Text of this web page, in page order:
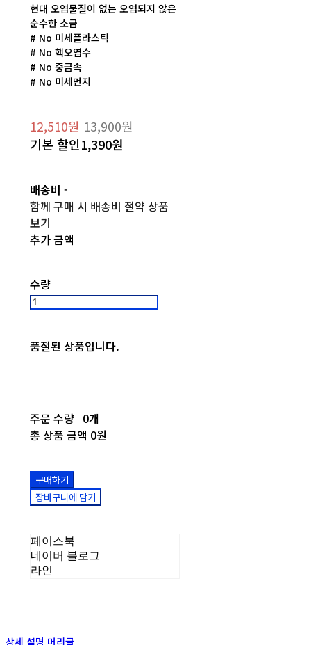
현대 오염물질이 없는 오염되지 않은
순수한 소금
# No 미세플라스틱
# No 핵오염수
# No 중금속
# No 미세먼지
12,510원 13,900원
기본 할인1,390원
배송비 -
함께 구매 시 배송비 절약 상품
보기
추가 금액
수량
품절된 상품입니다.
주문 수량 0개
총 상품 금액 0원
구매하기
장바구니에 담기
페이스북
네이버 블로그
라인
상세 설명 머리글